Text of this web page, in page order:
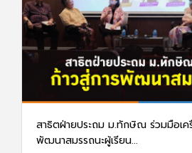
สาธิตฝ่ายประถม ม.ทักษิณ ร่วมมือเค
พัฒนาสมรรถนะผู้เรียน...